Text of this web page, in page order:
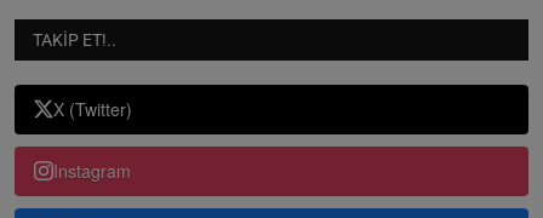
TAKIP ET!..
X (Twitter)
Instagram